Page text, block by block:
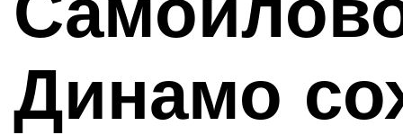
Динамо